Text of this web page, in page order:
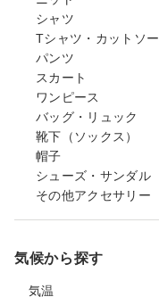
シャツ
Tシャツ・カットソー
パンツ
スカート
ワンピース
バッグ・リュック
靴下（ソックス）
帽子
シューズ・サンダル
その他アクセサリー
気候から探す
気温